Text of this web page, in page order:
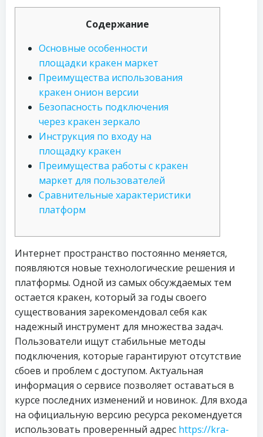
Содержание
Основные особенности
площадки кракен маркет
Преимущества использования
кракен онион версии
Безопасность подключения
через кракен зеркало
Инструкция по входу на
площадку кракен
Преимущества работы с кракен
маркет для пользователей
Сравнительные характеристики
платформ
Интернет пространство постоянно меняется,
появляются новые технологические решения и
платформы. Одной из самых обсуждаемых тем
остается кракен, который за годы своего
существования зарекомендовал себя как
надежный инструмент для множества задач.
Пользователи ищут стабильные методы
подключения, которые гарантируют отсутствие
сбоев и проблем с доступом. Актуальная
информация о сервисе позволяет оставаться в
курсе последних изменений и новинок. Для входа
на официальную версию ресурса рекомендуется
использовать проверенный адрес https://kra-